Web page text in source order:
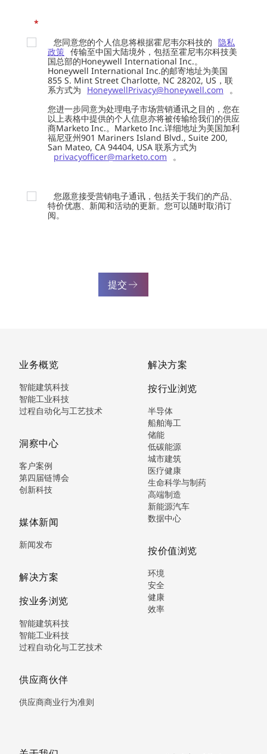
*
您同意您的个人信息将根据霍尼韦尔科技的 隐私
政策 传输至中国大陆境外，包括至霍尼韦尔科技美
国总部的Honeywell International Inc.。
Honeywell International Inc.的邮寄地址为美国
855 S. Mint Street Charlotte, NC 28202, US，联
系方式为
HoneywellPrivacy@honeywell.com
。
您进一步同意为处理电子市场营销通讯之目的，您在
以上表格中提供的个人信息亦将被传输给我们的供应
商Marketo Inc.。Marketo Inc.详细地址为美国加利
福尼亚州901 Mariners Island Blvd., Suite 200,
San Mateo, CA 94404, USA 联系方式为
privacyofficer@marketo.com
。
您愿意接受营销电子通讯，包括关于我们的产品、
特价优惠、新闻和活动的更新。您可以随时取消订
阅。
提交
业务概览
智能建筑科技
智能工业科技
过程自动化与工艺技术
洞察中心
客户案例
第四届链博会
创新科技
媒体新闻
新闻发布
解决方案
按业务浏览
智能建筑科技
智能工业科技
过程自动化与工艺技术
供应商伙伴
供应商商业行为准则
解决方案
按行业浏览
半导体
船舶海工
储能
低碳能源
城市建筑
医疗健康
生命科学与制药
高端制造
新能源汽车
数据中心
按价值浏览
环境
安全
健康
效率